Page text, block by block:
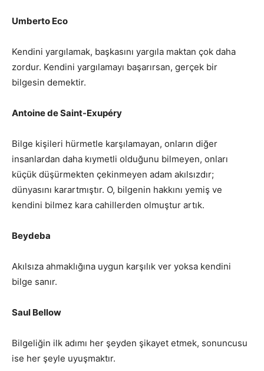
Umberto Eco
Kendini yargılamak, başkasını yargıla maktan çok daha
zordur. Kendini yargılamayı başarırsan, gerçek bir
bilgesin demektir.
Antoine de Saint-Exupéry
Bilge kişileri hürmetle karşılamayan, onların diğer
insanlardan daha kıymetli olduğunu bilmeyen, onları
küçük düşürmekten çekinmeyen adam akılsızdır;
dünyasını karartmıştır. O, bilgenin hakkını yemiş ve
kendini bilmez kara cahillerden olmuştur artık.
Beydeba
Akılsıza ahmaklığına uygun karşılık ver yoksa kendini
bilge sanır.
Saul Bellow
Bilgeliğin ilk adımı her şeyden şikayet etmek, sonuncusu
ise her şeyle uyuşmaktır.